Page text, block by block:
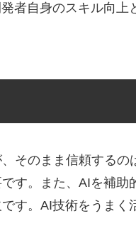
者自身のスキル向上
そのまま信頼するの
す。また、AIを補助
す。AI技術をうまく